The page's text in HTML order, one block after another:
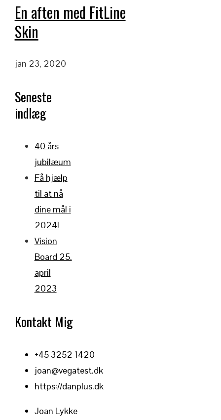
En aften med FitLine
Skin
jan 23, 2020
Seneste
indlæg
40 års
jubilæum
Få hjælp
til at nå
dine mål i
2024!
Vision
Board 25.
april
2023
Kontakt Mig
+45 3252 1420
joan@vegatest.dk
https://danplus.dk
Joan Lykke